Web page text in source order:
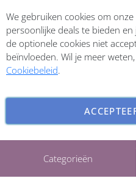
Categorieën
Copyright © 2026
We gebruiken cookies om
persoonlijke deals te bieden
de optionele cookies niet
beïnvloeden. Wil je meer
Cookiebeleid.